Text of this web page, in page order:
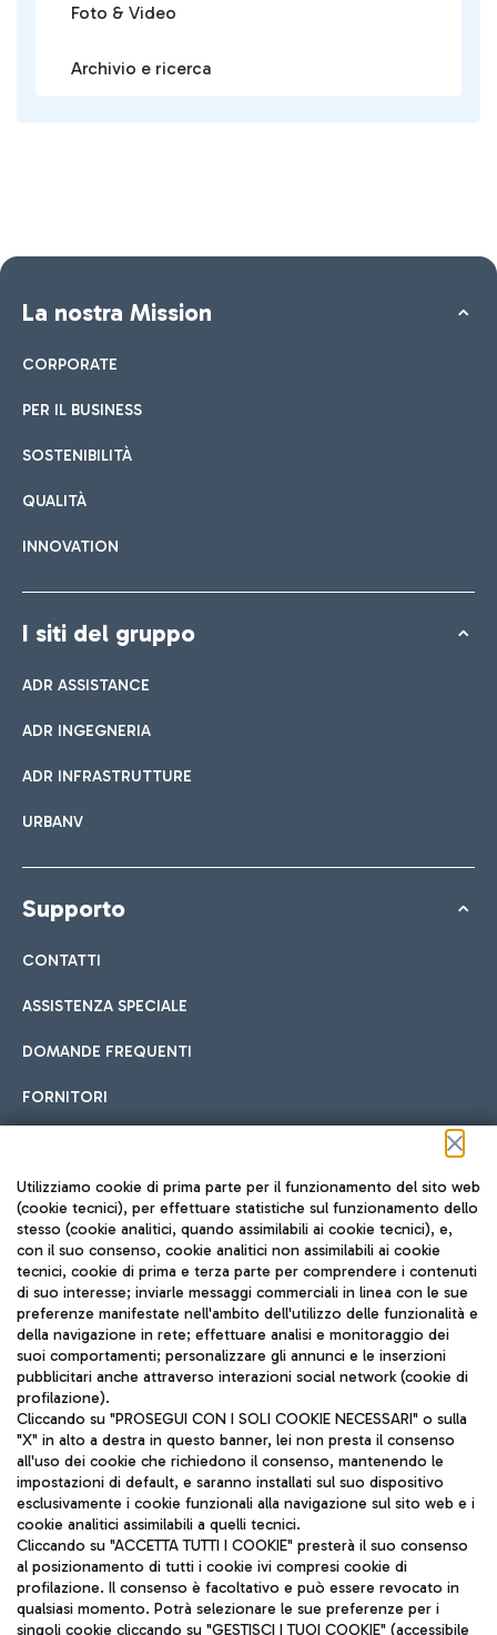
Foto & Video
Archivio e ricerca
La nostra Mission
CORPORATE
PER IL BUSINESS
SOSTENIBILITÀ
QUALITÀ
INNOVATION
I siti del gruppo
ADR ASSISTANCE
ADR INGEGNERIA
ADR INFRASTRUTTURE
URBANV
Supporto
CONTATTI
ASSISTENZA SPECIALE
DOMANDE FREQUENTI
FORNITORI
Seguici sui social
TRAVEL JOURNAL
ITA
Aeroporti di Roma S.p.A. - Società soggetta a direzione e
coordinamento di Mundys S.p.A.
Codice fiscale e Registro delle Imprese di Roma 13032990155 P.
IVA 06572251004
Capitale sociale 62.224.743,00 int. vers.
Utilizziamo cookie di prima parte per il funzionamento del sito web
(cookie tecnici), per effettuare statistiche sul funzionamento dello
stesso (cookie analitici, quando assimilabili ai cookie tecnici), e,
con il suo consenso, cookie analitici non assimilabili ai cookie
tecnici, cookie di prima e terza parte per comprendere i contenuti
di suo interesse; inviarle messaggi commerciali in linea con le sue
preferenze manifestate nell'ambito dell'utilizzo delle funzionalità e
della navigazione in rete; effettuare analisi e monitoraggio dei
suoi comportamenti; personalizzare gli annunci e le inserzioni
pubblicitari anche attraverso interazioni social network (cookie di
profilazione).
Cliccando su "PROSEGUI CON I SOLI COOKIE NECESSARI" o sulla
"X" in alto a destra in questo banner, lei non presta il consenso
all'uso dei cookie che richiedono il consenso, mantenendo le
impostazioni di default, e saranno installati sul suo dispositivo
esclusivamente i cookie funzionali alla navigazione sul sito web e i
cookie analitici assimilabili a quelli tecnici.
Cliccando su "ACCETTA TUTTI I COOKIE" presterà il suo consenso
al posizionamento di tutti i cookie ivi compresi cookie di
profilazione. Il consenso è facoltativo e può essere revocato in
qualsiasi momento. Potrà selezionare le sue preferenze per i
singoli cookie cliccando su "GESTISCI I TUOI COOKIE" (accessibile